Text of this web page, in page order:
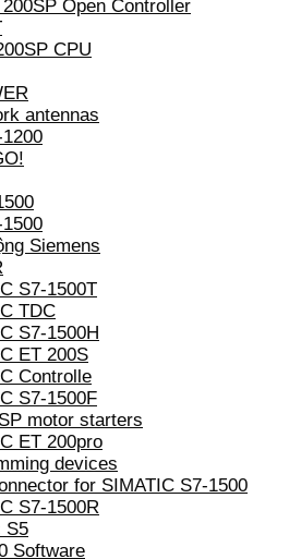
Open Controller
CPU
antennas
Siemens
S7-1500T
TDC
S7-1500H
ET 200S
Controlle
S7-1500F
motor starters
ET 200pro
devices
for SIMATIC S7-1500
S7-1500R
S5
Software